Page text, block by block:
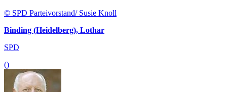
© SPD Parteivorstand/ Susie Knoll
Binding (Heidelberg), Lothar
SPD
()